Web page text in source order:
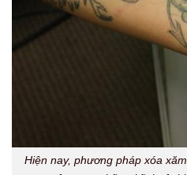
Hiện nay, phương pháp xóa